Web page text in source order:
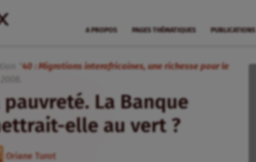
A PROPOS PAGES THÉMATIQUES PUBLICATIONS
"40 : Migrations interafricaines, une richesse pour le
La Banque
elle au vert ?
Oriane Turot